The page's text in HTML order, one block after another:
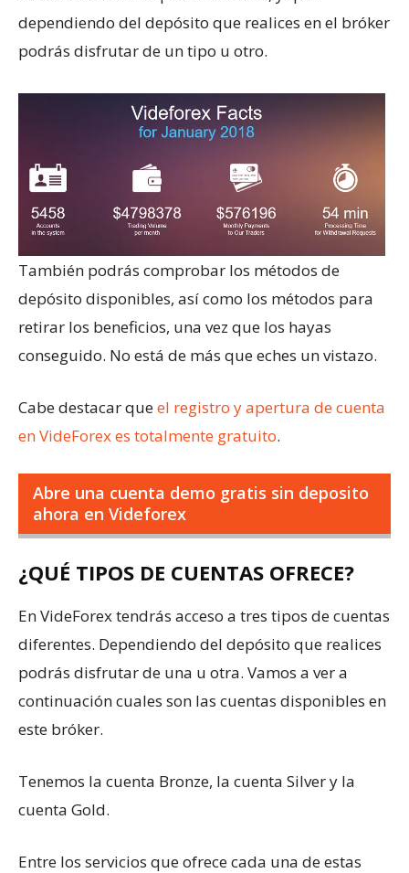
dependiendo del depósito que realices en el bróker
podrás disfrutar de un tipo u otro.
También podrás comprobar los métodos de
depósito disponibles, así como los métodos para
retirar los beneficios, una vez que los hayas
conseguido. No está de más que eches un vistazo.
Cabe destacar queel registro y apertura de cuenta
en VideForex es totalmente gratuito.
Abre una cuenta demo gratis sin deposito
ahora en Videforex
¿QUÉ TIPOS DE CUENTAS OFRECE?
En VideForex tendrás acceso a tres tipos de cuentas
diferentes. Dependiendo del depósito que realices
podrás disfrutar de una u otra. Vamos a ver a
continuación cuales son las cuentas disponibles en
este bróker.
Tenemos la cuenta Bronze, la cuenta Silver y la
cuenta Gold.
Entre los servicios que ofrece cada una de estas